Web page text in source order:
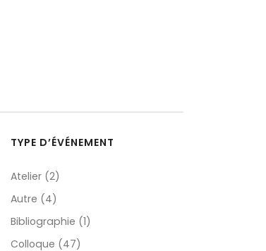
TYPE D’ÉVÉNEMENT
Atelier (2)
Autre (4)
Bibliographie (1)
Colloque (47)